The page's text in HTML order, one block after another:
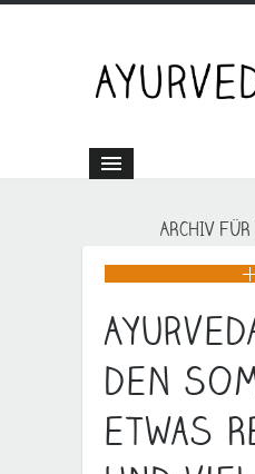
ARCHIV
den
etwas